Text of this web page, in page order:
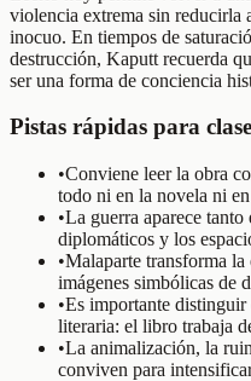
violencia extrema sin reducirla
inocuo. En tiempos de
destrucción, Kaputt recuerda
ser una forma de conciencia
Pistas rápidas para
•Conviene leer la obra
todo ni en la novela ni
•La guerra aparece tanto
diplomáticos y los
•Malaparte transforma
imágenes simbólicas de
•Es importante
literaria: el libro trabaja
•La animalización, la
conviven para